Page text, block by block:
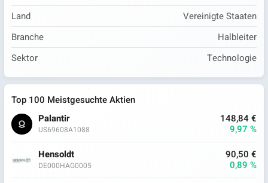
Land
Vereinigte Staaten
Branche
Halbleiter
Sektor
Technologie
Top 100 Meistgesuchte Aktien
Palantir
US69608A1088
148,84 €
9,97 %
Hensoldt
DE000HAG0005
90,50 €
0,89 %